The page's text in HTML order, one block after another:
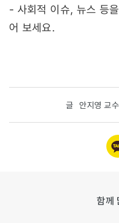
- 사회적 이슈, 뉴스 등
어 보세요.
글 안지영 교
카
함께